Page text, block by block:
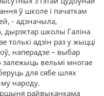
ў школе і пачаткам
- адзначыла,
школы Галіна
толькі адзін раз у жыцці
наперадзе – выбар
вельмі многае
для сябе шлях
народу.
райвыканкама